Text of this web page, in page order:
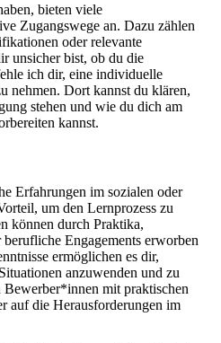
bieten viele
Zugangswege an. Dazu zählen
oder relevante
unsicher bist, ob du die
ich dir, eine individuelle
nehmen. Dort kannst du klären,
stehen und wie du dich am
kannst.
Erfahrungen im sozialen oder
um den Lernprozess zu
können durch Praktika,
Engagements erworben
ermöglichen es dir,
anzuwenden und zu
Bewerber*innen mit praktischen
auf die Herausforderungen im